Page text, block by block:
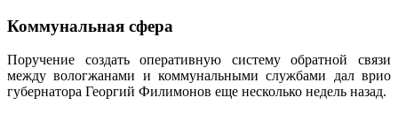
Коммунальная сфера
Поручение создать оперативную систему обратной связи
между вологжанами и коммунальными службами дал врио
губернатора Георгий Филимонов еще несколько недель назад.